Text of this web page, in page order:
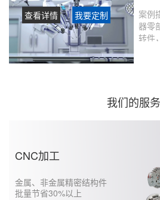
案例
器零
转件
续
查看详情 我要定制
我们的服务
CNC加工
金属、非金属精密结构件
批量节省30%以上